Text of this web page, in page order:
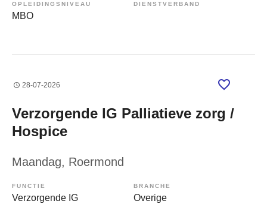
OPLEIDINGSNIVEAU
MBO
DIENSTVERBAND
28-07-2026
Verzorgende IG Palliatieve zorg /
Hospice
Maandag, Roermond
FUNCTIE
Verzorgende IG
BRANCHE
Overige